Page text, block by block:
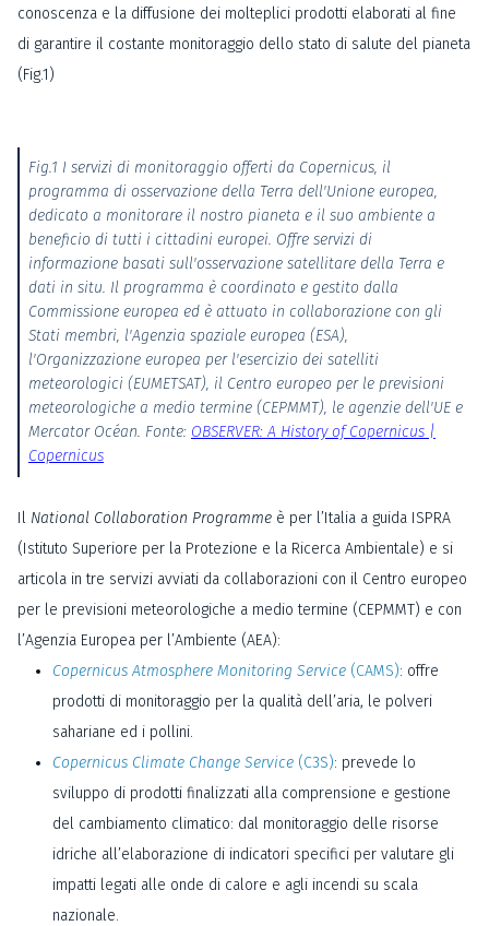
conoscenza e la diffusione dei molteplici prodotti elaborati al fine
di garantire il costante monitoraggio dello stato di salute del pianeta
(Fig.1)
Fig.1 I servizi di monitoraggio offerti da Copernicus, il
programma di osservazione della Terra dell'Unione europea,
dedicato a monitorare il nostro pianeta e il suo ambiente a
beneficio di tutti i cittadini europei. Offre servizi di
informazione basati sull'osservazione satellitare della Terra e
dati in situ. Il programma è coordinato e gestito dalla
Commissione europea ed è attuato in collaborazione con gli
Stati membri, l'Agenzia spaziale europea (ESA),
l'Organizzazione europea per l'esercizio dei satelliti
meteorologici (EUMETSAT), il Centro europeo per le previsioni
meteorologiche a medio termine (CEPMMT), le agenzie dell'UE e
Mercator Océan. Fonte: OBSERVER: A History of Copernicus |
Copernicus
Il National Collaboration Programme è per l’Italia a guida ISPRA
(Istituto Superiore per la Protezione e la Ricerca Ambientale) e si
articola in tre servizi avviati da collaborazioni con il Centro europeo
per le previsioni meteorologiche a medio termine (CEPMMT) e con
l’Agenzia Europea per l’Ambiente (AEA):
Copernicus Atmosphere Monitoring Service (CAMS): offre
prodotti di monitoraggio per la qualità dell’aria, le polveri
sahariane ed i pollini.
Copernicus Climate Change Service (C3S): prevede lo
sviluppo di prodotti finalizzati alla comprensione e gestione
del cambiamento climatico: dal monitoraggio delle risorse
idriche all’elaborazione di indicatori specifici per valutare gli
impatti legati alle onde di calore e agli incendi su scala
nazionale.